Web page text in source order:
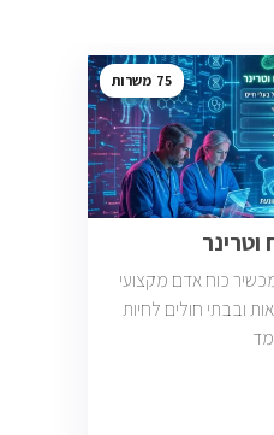
75
כוח אדם מקצועי
ובבתי חולים לחיות